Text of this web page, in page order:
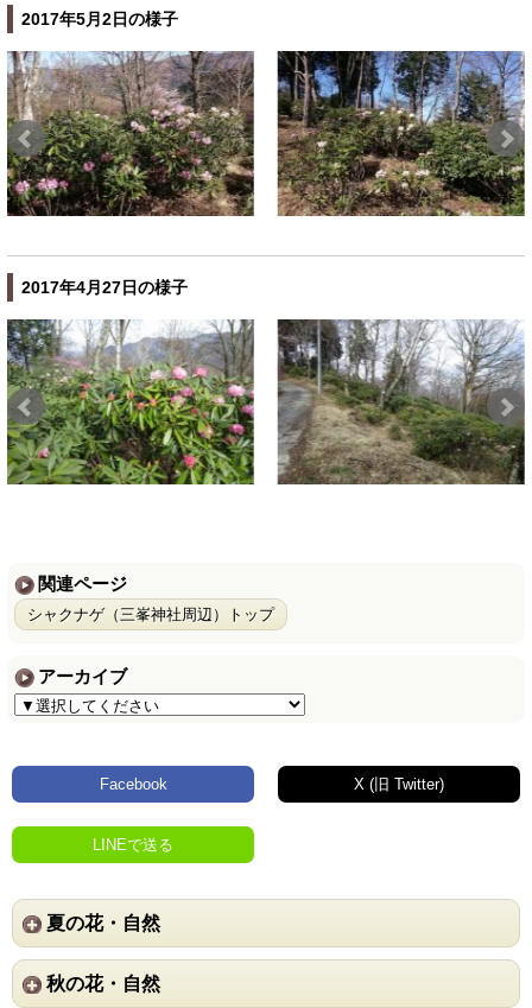
2017年5月2日の様子
2017年4月27日の様子
関連ページ
シャクナゲ（三峯神社周辺）トップ
アーカイブ
Facebook X (旧 Twitter)
LINEで送る
夏の花・自然
秋の花・自然